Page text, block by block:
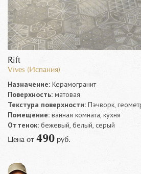
Rift
Vives (Испания)
Назначение: Керамогранит
Поверхность: матовая
Текстура поверхности: Пэчворк,
Помещение: ванная комната, кухня
Оттенок: бежевый, белый, серый
Цена от 490 руб.